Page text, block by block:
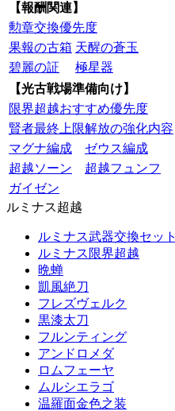
【報酬関連】
勲章交換優先度
果報の古箱 天醒の蒼玉
碧麗の証
極星器
【光古戦場準備向け】
限界超越おすすめ優先度
賢者最終上限解放の強化内容
マグナ編成
ゼウス編成
超越ソーン
超越フュンフ
ガイゼン
ルミナス超越
ルミナス武器交換セット
ルミナス限界超越
晩蝉
凱風絶刀
フレズヴェルク
黒漆太刀
フルンティング
アンドロメダ
ロムフェーヤ
ムルシエラゴ
温羅面金色之装